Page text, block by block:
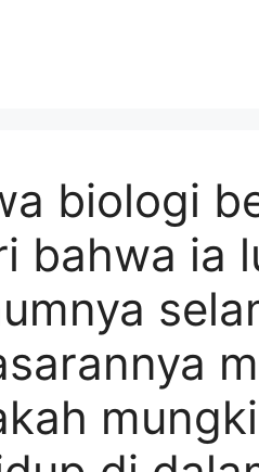
biologi
bahwa ia